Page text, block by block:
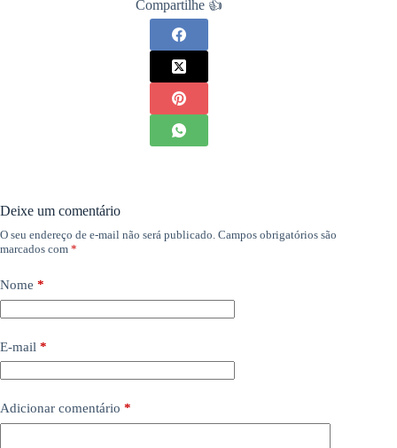
Compartilhe 👍
Deixe um comentário
O seu endereço de e-mail não será publicado. Campos obrigatórios são
marcados com *
Nome *
E-mail *
Adicionar comentário *